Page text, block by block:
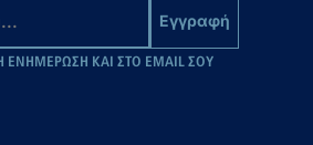
Εγγραφή
ΕΝΗΜΕΡΩΣΗ ΚΑΙ ΣΤΟ EMAIL ΣΟΥ